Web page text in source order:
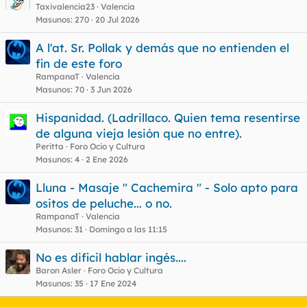
Taxivalencia23 Valencia
Masunos 270 20 Jul 2026
A l'at. Sr. Pollak y demás que no entienden el
fin de este foro
RampanaT Valencia
Masunos 70 3 Jun 2026
Hispanidad. (Ladrillaco. Quien tema resentirse
de alguna vieja lesión que no entre).
Peritta
Foro Ocio y Cultura
Masunos 4 2 Ene 2026
Lluna - Masaje " Cachemira " - Solo apto para
ositos de peluche... o no.
RampanaT Valencia
Masunos 31 Domingo a las 11:15
No es dificil hablar ingés....
Baron Asler
Foro Ocio y Cultura
Masunos 35 17 Ene 2024